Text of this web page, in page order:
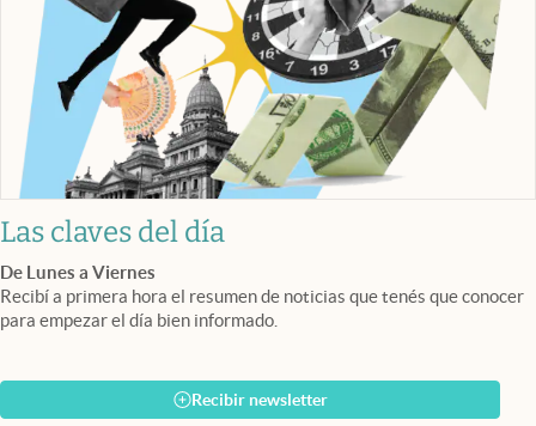
Las claves del día
De Lunes a Viernes
Recibí a primera hora el resumen de noticias que tenés que conocer
para empezar el día bien informado.
Recibir newsletter